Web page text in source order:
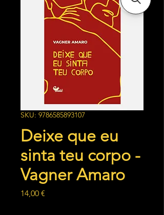
SKU: 9786585893107
Deixe que eu
sinta teu corpo -
Vagner Amaro
14,00 €